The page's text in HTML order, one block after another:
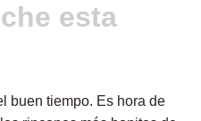
esta
buen tiempo. Es hora de